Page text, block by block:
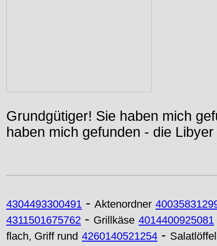
Grundgütiger! Sie haben mich
haben mich gefunden - die
4304493300491 - Aktenordner
4311501675762 - Grillkäse 4014400925081
flach, Griff rund 4260140521254 -